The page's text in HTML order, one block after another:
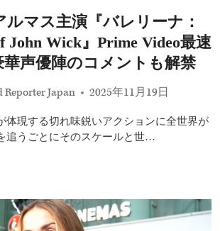
ルマス主演『バレリーナ：
John Wick』Prime Video最速
華声優陣のコメントも解禁
Reporter Japan 2025年11月19日
体現する切れ味鋭いアクションに全世界が
追うごとにそのスケールと世…